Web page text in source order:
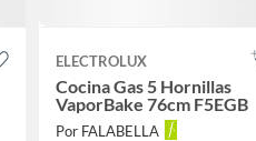
ELECTROLUX
Cocina Gas 5 Hornillas
VaporBake 76cm F5EGB
Por FALABELLA